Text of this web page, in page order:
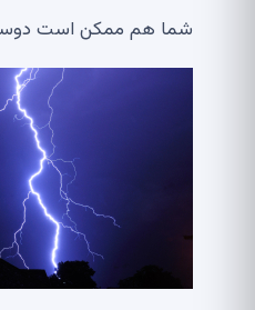
شما هم ممکن است